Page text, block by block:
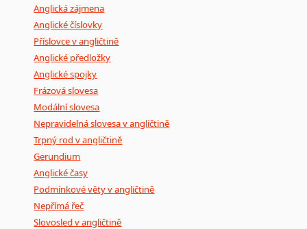
Anglická zájmena
Anglické číslovky
Příslovce v angličtině
Anglické předložky
Anglické spojky
Frázová slovesa
Modální slovesa
Nepravidelná slovesa v angličtině
Trpný rod v angličtině
Gerundium
Anglické časy
Podmínkové věty v angličtině
Nepřímá řeč
Slovosled v angličtině